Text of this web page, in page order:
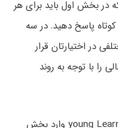
بخش اول باید برای هر
پاسخ دهید. در سه
در اختیارتان قرار
را با توجه به روند
در قسمت آخر یعنی young Learners وارد بخش